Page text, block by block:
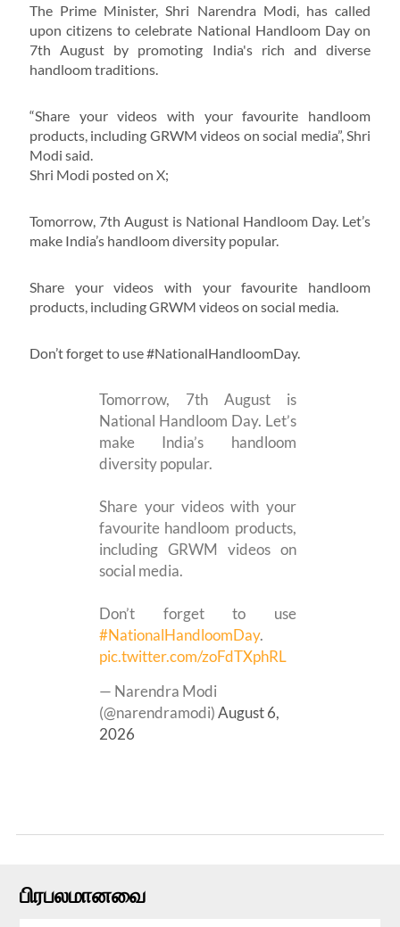
The Prime Minister, Shri Narendra Modi, has called
upon citizens to celebrate National Handloom Day on
7th August by promoting India's rich and diverse
handloom traditions.
“Share your videos with your favourite handloom
products, including GRWM videos on social media”, Shri
Modi said.
Shri Modi posted on X;
Tomorrow, 7th August is National Handloom Day. Let’s
make India’s handloom diversity popular.
Share your videos with your favourite handloom
products, including GRWM videos on social media.
Don’t forget to use #NationalHandloomDay.
Tomorrow, 7th August is
National Handloom Day. Let’s
make India’s handloom
diversity popular.
Share your videos with your
favourite handloom products,
including GRWM videos on
social media.
Don’t forget to use
#NationalHandloomDay.
pic.twitter.com/zoFdTXphRL
— Narendra Modi
(@narendramodi)August 6,
2026
பிரபலமானவை